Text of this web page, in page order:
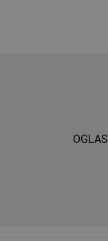
OGLAS